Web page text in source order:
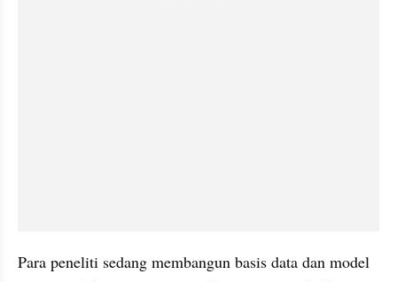
Para peneliti sedang membangun basis data dan model